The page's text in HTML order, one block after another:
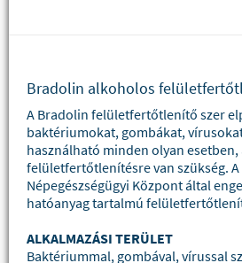
Bradolin alkoholos
A Bradolin felületfertőtlenítő szer
baktériumokat, gombákat,
használható minden olyan
felületfertőtlenítésre van szükség.
Népegészségügyi Központ által
hatóanyag tartalmú
ALKALMAZÁSI TERÜLET
Baktériummal, gombával, vírussal